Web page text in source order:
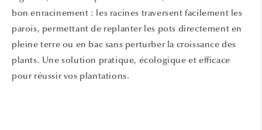
bon enracinement : les racines traversent facilement les
parois, permettant de replanter les pots directement en
pleine terre ou en bac sans perturber la croissance des
plants. Une solution pratique, écologique et efficace
pour réussir vos plantations.